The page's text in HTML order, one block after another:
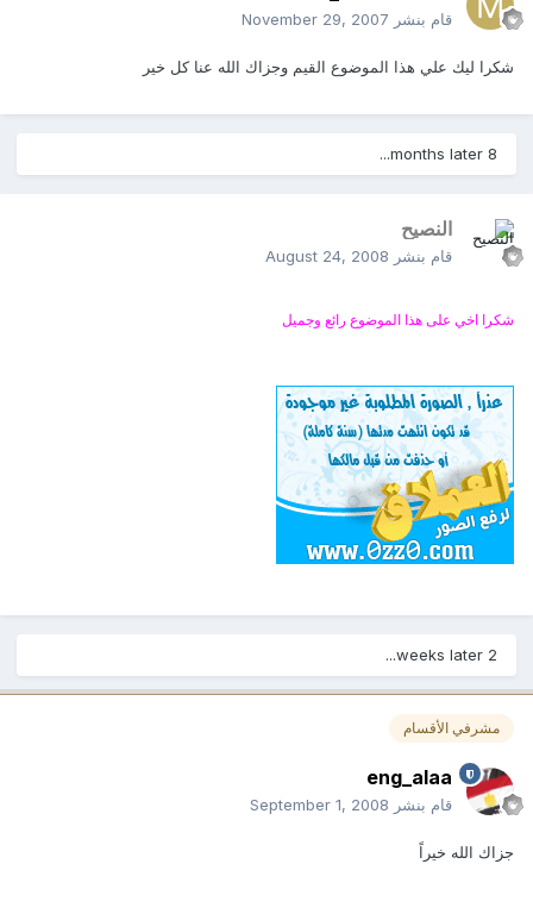
قام بنشر November 29, 2007
شكرا ليك علي هذا الموضوع القيم وجزاك الله عنا كل خير
8 months later...
النصيح
قام بنشر August 24, 2008
شكرا اخي على هذا الموضوع رائع وجميل
2 weeks later...
مشرفي الأقسام
eng_alaa
قام بنشر September 1, 2008
جزاك الله خيراً